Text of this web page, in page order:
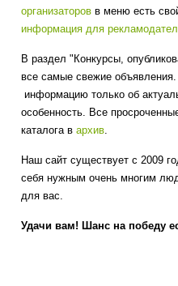
организаторов в меню есть
информация для
В раздел "Конкурсы,
все самые свежие
информацию только об
особенность. Все
каталога вархив.
Наш сайт существует с 2009
себя нужным очень многим
для вас.
Удачи вам! Шанс на победу